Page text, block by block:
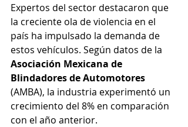
Expertos del sector destacaron que
la creciente ola de violencia en el
país ha impulsado la demanda de
estos vehículos. Según datos de la
Asociación Mexicana de
Blindadores de Automotores
(AMBA), la industria experimentó un
crecimiento del 8% en comparación
con el año anterior.